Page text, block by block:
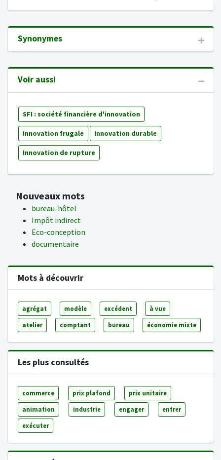
Synonymes
Voir aussi
SFI : société financière d'innovation
Innovation frugale Innovation durable
Innovation de rupture
Nouveaux mots
bureau-hôtel
Impôt indirect
Eco-conception
documentaire
Mots à découvrir
agrégat modèle excédent à vue
atelier comptant bureau économie mixte
Les plus consultés
commerce prix plafond prix unitaire
animation industrie engager entrer
exécuter